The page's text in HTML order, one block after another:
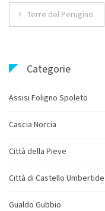
Navigazione
Terre del Perugino.
Categorie
Assisi Foligno Spoleto
Cascia Norcia
Città della Pieve
Città di Castello Umbertide
Gualdo Gubbio